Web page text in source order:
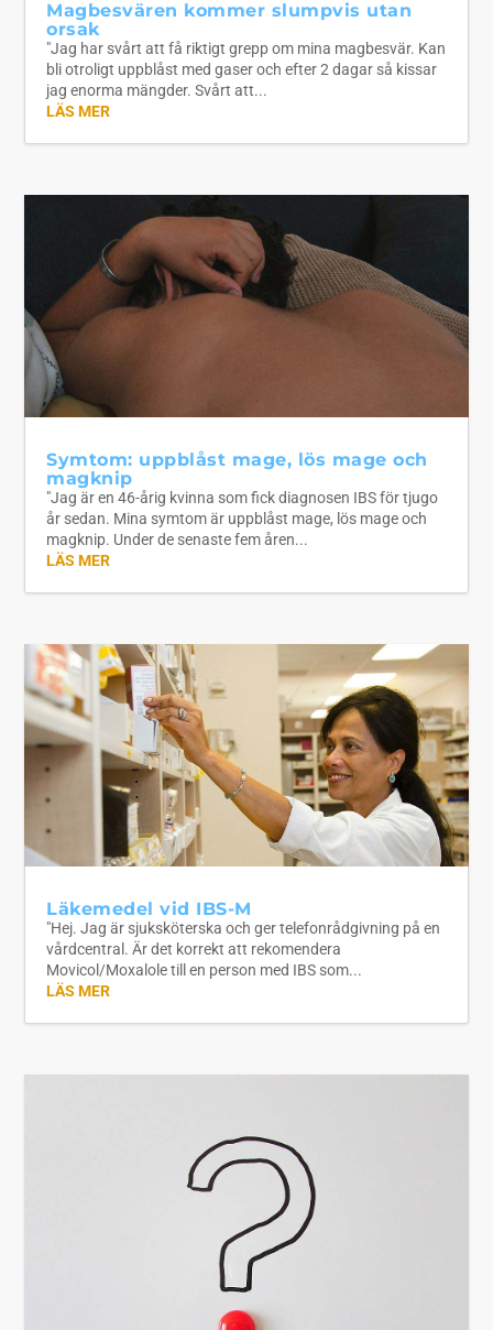
Magbesvären kommer slumpvis utan
orsak
"Jag har svårt att få riktigt grepp om mina magbesvär. Kan
bli otroligt uppblåst med gaser och efter 2 dagar så kissar
jag enorma mängder. Svårt att...
LÄS MER
Symtom: uppblåst mage, lös mage och
magknip
"Jag är en 46-årig kvinna som fick diagnosen IBS för tjugo
år sedan. Mina symtom är uppblåst mage, lös mage och
magknip. Under de senaste fem åren...
LÄS MER
Läkemedel vid IBS-M
"Hej. Jag är sjuksköterska och ger telefonrådgivning på en
vårdcentral. Är det korrekt att rekomendera
Movicol/Moxalole till en person med IBS som...
LÄS MER